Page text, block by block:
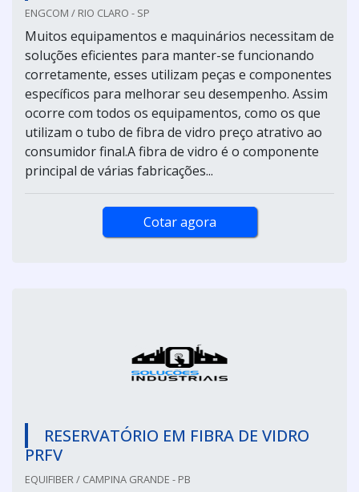
ENGCOM / RIO CLARO - SP
Muitos equipamentos e maquinários necessitam de
soluções eficientes para manter-se funcionando
corretamente, esses utilizam peças e componentes
específicos para melhorar seu desempenho. Assim
ocorre com todos os equipamentos, como os que
utilizam o tubo de fibra de vidro preço atrativo ao
consumidor final.A fibra de vidro é o componente
principal de várias fabricações...
Cotar agora
RESERVATÓRIO EM FIBRA DE VIDRO
PRFV
EQUIFIBER / CAMPINA GRANDE - PB